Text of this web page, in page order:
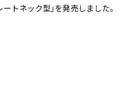
トネック型｣を発売しました。